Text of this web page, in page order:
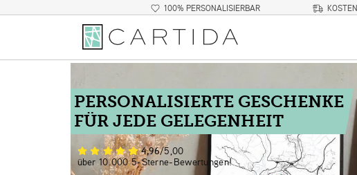
100% PERSONALISIERBAR
PERSONALISIERTE GESCHENKE
FÜR JEDE GELEGENHEIT
4,96/5,00
über 10.000 5-Sterne-Bewertungen!